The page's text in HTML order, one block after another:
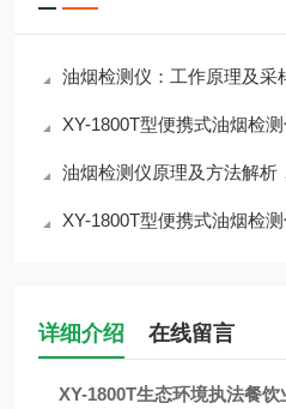
油烟检测仪：工作原理及采
XY-1800T型便携式油烟检测仪 油烟
油烟检测仪原理及方法解析，附
XY-1800T型便携式油烟检
详细介绍 在线留言
XY-1800T生态环境执法餐